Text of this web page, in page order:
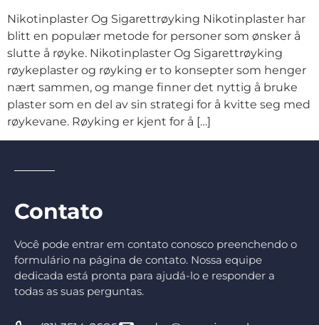
Nikotinplaster Og Sigarettrøyking Nikotinplaster har
blitt en populær metode for personer som ønsker å
slutte å røyke. Nikotinplaster Og Sigarettrøyking
røykeplaster og røyking er to konsepter som henger
nært sammen, og mange finner det nyttig å bruke
plaster som en del av sin strategi for å kvitte seg med
røykevane. Røyking er kjent for å […]
Contato
Você pode entrar em contato conosco preenchendo o
formulário na página de contato. Nossa equipe
dedicada está pronta para ajudá-lo e responder a
todas as suas perguntas.